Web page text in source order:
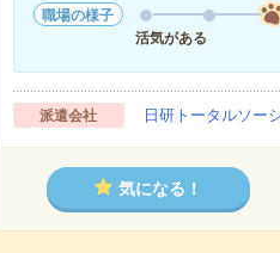
職場の様子
活気がある
派遣会社 日研トータルソ
気になる！